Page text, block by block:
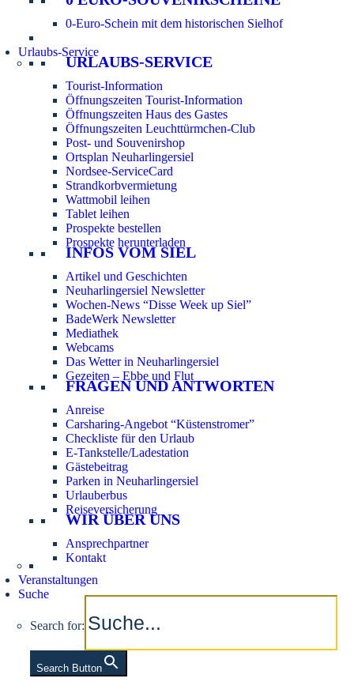
0-Euro-Schein mit dem historischen Sielhof
Urlaubs-Service
URLAUBS-SERVICE
Tourist-Information
Öffnungszeiten Tourist-Information
Öffnungszeiten Haus des Gastes
Öffnungszeiten Leuchttürmchen-Club
Post- und Souvenirshop
Ortsplan Neuharlingersiel
Nordsee-ServiceCard
Strandkorbvermietung
Wattmobil leihen
Tablet leihen
Prospekte bestellen
Prospekte herunterladen
INFOS VOM SIEL
Artikel und Geschichten
Neuharlingersiel Newsletter
Wochen-News “Disse Week up Siel”
BadeWerk Newsletter
Mediathek
Webcams
Das Wetter in Neuharlingersiel
Gezeiten – Ebbe und Flut
FRAGEN UND ANTWORTEN
Anreise
Carsharing-Angebot “Küstenstromer”
Checkliste für den Urlaub
E-Tankstelle/Ladestation
Gästebeitrag
Parken in Neuharlingersiel
Urlauberbus
Reiseversicherung
WIR ÜBER UNS
Ansprechpartner
Kontakt
Veranstaltungen
Suche
Search for:
Search Button